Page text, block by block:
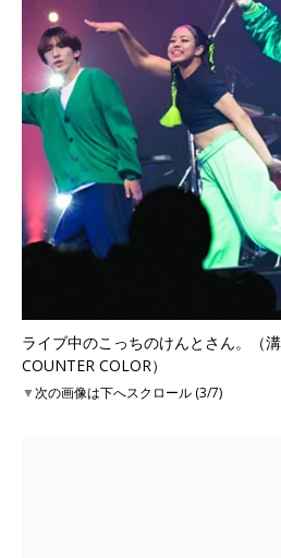
ライブ中のこっちのけんとさん。（
COUNTER COLOR）
▼次の画像は下へスクロール (3/7)